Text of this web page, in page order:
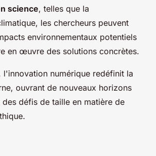
science, telles que la
les chercheurs peuvent
environnementaux potentiels
en œuvre des solutions concrètes.
l'innovation numérique redéfinit la
ouvrant de nouveaux horizons
défis de taille en matière de